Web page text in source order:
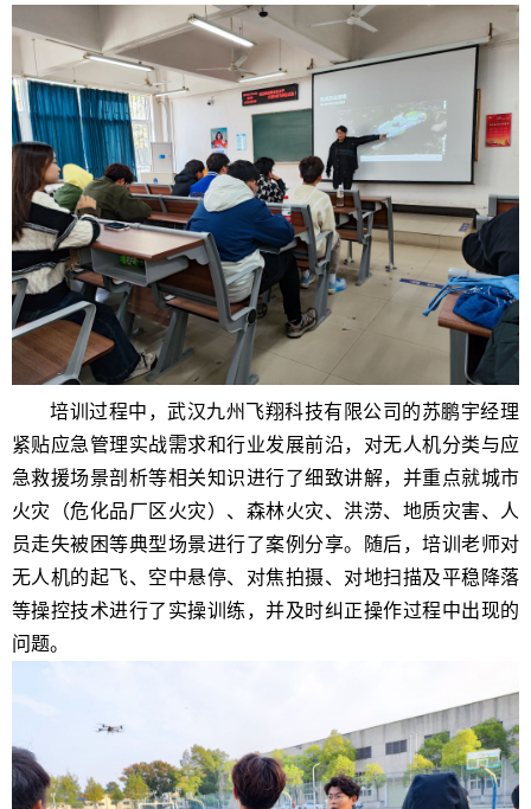
培训过程中，武汉九州飞翔科技有限公司的苏鹏宇经理
紧贴应急管理实战需求和行业发展前沿，对无人机分类与应
急救援场景剖析等相关知识进行了细致讲解，并重点就城市
火灾（危化品厂区火灾）、森林火灾、洪涝、地质灾害、人
员走失被困等典型场景进行了案例分享。随后，培训老师对
无人机的起飞、空中悬停、对焦拍摄、对地扫描及平稳降落
等操控技术进行了实操训练，并及时纠正操作过程中出现的
问题。